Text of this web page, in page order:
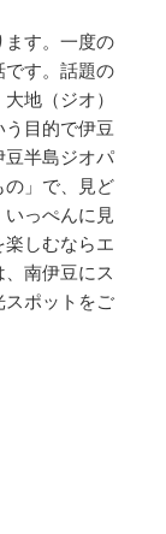
ます。一度の
です。話題の
地（ジオ）
目的で伊豆
豆半島ジオパ
の」で、見ど
いっぺんに見
しむならエ
南伊豆にス
スポットをご